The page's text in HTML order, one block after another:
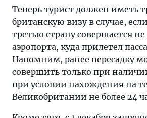
Теперь турист должен иметь
британскую визу в случае,
третью страну совершается не
аэропорта, куда прилетел
Напомним, ранее пересадку
совершить только при
при условии нахождения на
Великобритании не более 24